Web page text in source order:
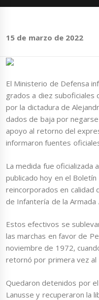
15 de marzo de 2022
El Ministerio de Defensa
grados a diez suboficiales
por la dictadura de
dados de baja por
apoyo al retorno del
informaron fuentes
La medida fue
publicado hoy en el
reincorporados en calidad
de Infantería de la Armada
Estos efectivos se
las marchas en favor de
noviembre de 1972,
retornó por primera vez al
Quedaron detenidos por
Lanusse y recuperaron la